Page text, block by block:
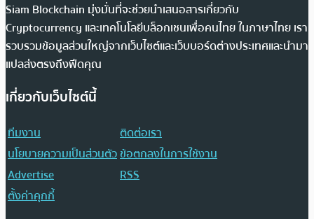
Siam Blockchain มุ่งมั่นที่จะช่วยนำเสนอสารเกี่ยวกับ
Cryptocurrency และเทคโนโลยีบล็อกเชนเพื่อคนไทย ในภาษาไทย เรา
รวบรวมข้อมูลส่วนใหญ่จากเว็บไซต์และเว็บบอร์ดต่างประเทศและนำมา
แปลส่งตรงถึงฟีดคุณ
เกี่ยวกับเว็บไซต์นี้
ทีมงาน
ติดต่อเรา
นโยบายความเป็นส่วนตัวข้อตกลงในการใช้งาน
Advertise
RSS
ตั้งค่าคุกกี้